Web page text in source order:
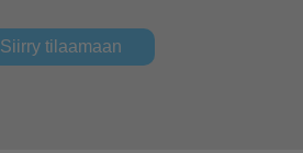
Siirry tilaamaan